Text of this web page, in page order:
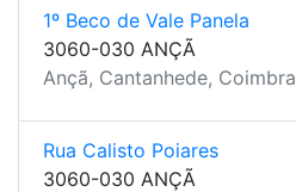
1º Beco de Vale Panela
3060-030 ANÇÃ
Ançã, Cantanhede, Coimbra
Rua Calisto Poiares
3060-030 ANÇÃ